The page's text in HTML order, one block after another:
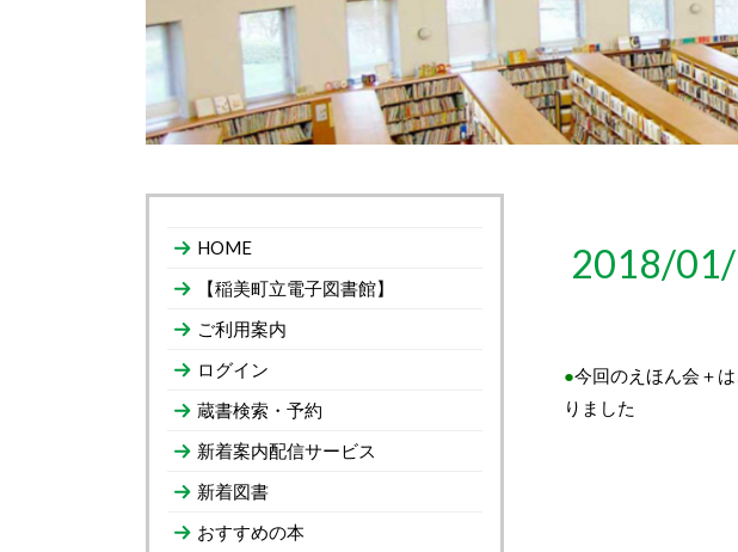
2018/
●今回のえほん会＋
りました
HOME
【稲美町立電子図書館】
ご利用案内
ログイン
蔵書検索・予約
新着案内配信サービス
新着図書
おすすめの本